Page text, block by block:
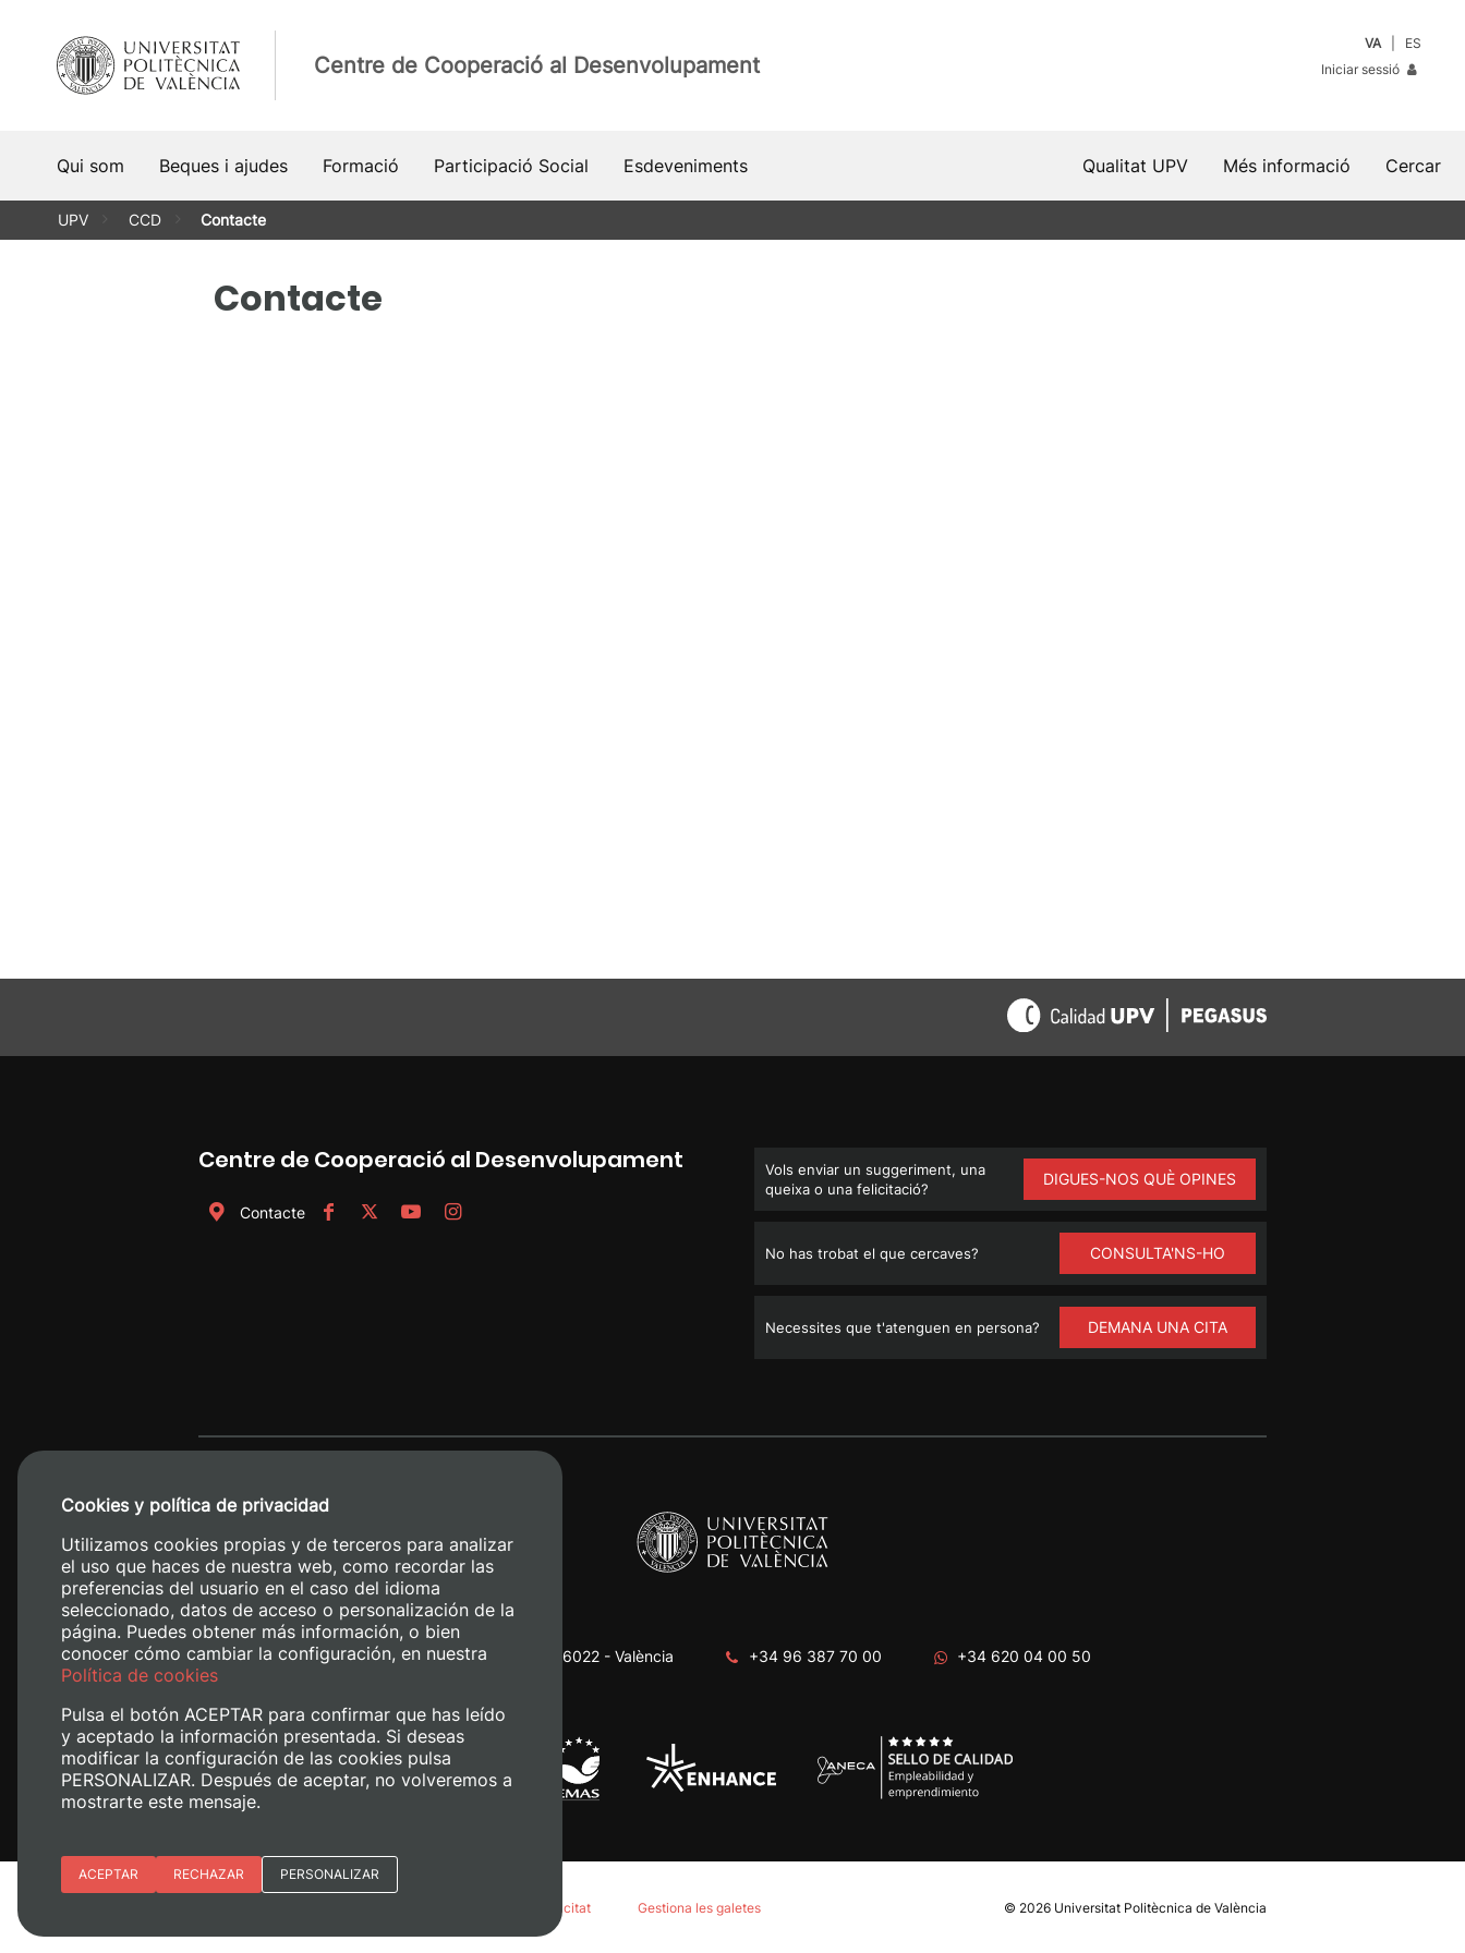
contingut
Centre de Cooperació al Desenvolupament
VA
ES
Iniciar sessió
Qui som Beques i ajudes Formació Participació Social Esdeveniments Cercar
Més informació
Qualitat UPV
UPV CCD Contacte
Contacte
Centre de Cooperació al Desenvolupament
Contacte
Vols enviar un suggeriment, una
queixa o una felicitació?
DIGUES-NOS QUÈ OPINES
No has trobat el que cercaves? CONSULTA'NS-HO
Necessites que t'atenguen en persona? DEMANA UNA CITA
Camino de Vera, s/n. 46022 - València +34 96 387 70 00 +34 620 04 00 50
Política de privacitat Gestiona les galetes © 2026 Universitat Politècnica de València
Cookies y política de privacidad
Utilizamos cookies propias y de terceros para analizar
el uso que haces de nuestra web, como recordar las
preferencias del usuario en el caso del idioma
seleccionado, datos de acceso o personalización de la
página. Puedes obtener más información, o bien
conocer cómo cambiar la configuración, en nuestra
Política de cookies
Pulsa el botón ACEPTAR para confirmar que has leído
y aceptado la información presentada. Si deseas
modificar la configuración de las cookies pulsa
PERSONALIZAR. Después de aceptar, no volveremos a
mostrarte este mensaje.
Esenciales
ACEPTAR RECHAZAR PERSONALIZAR